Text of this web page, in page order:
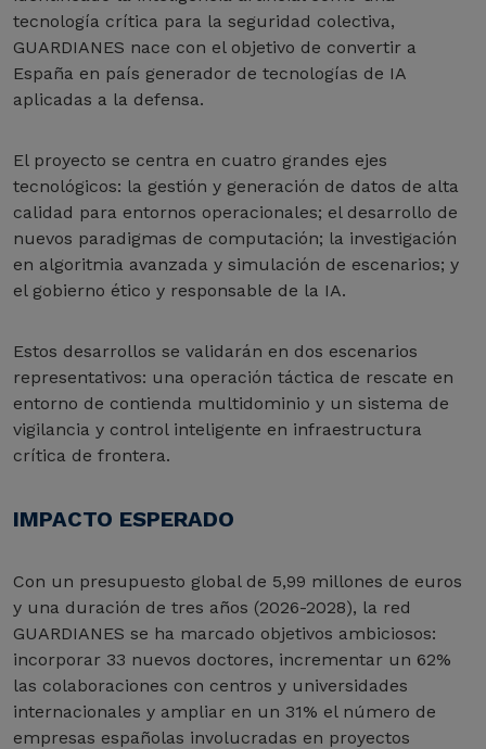
tecnología crítica para la seguridad colectiva,
GUARDIANES nace con el objetivo de convertir a
España en país generador de tecnologías de IA
aplicadas a la defensa.
El proyecto se centra en cuatro grandes ejes
tecnológicos: la gestión y generación de datos de alta
calidad para entornos operacionales; el desarrollo de
nuevos paradigmas de computación; la investigación
en algoritmia avanzada y simulación de escenarios; y
el gobierno ético y responsable de la IA.
Estos desarrollos se validarán en dos escenarios
representativos: una operación táctica de rescate en
entorno de contienda multidominio y un sistema de
vigilancia y control inteligente en infraestructura
crítica de frontera.
IMPACTO ESPERADO
Con un presupuesto global de 5,99 millones de euros
y una duración de tres años (2026-2028), la red
GUARDIANES se ha marcado objetivos ambiciosos:
incorporar 33 nuevos doctores, incrementar un 62%
las colaboraciones con centros y universidades
internacionales y ampliar en un 31% el número de
empresas españolas involucradas en proyectos